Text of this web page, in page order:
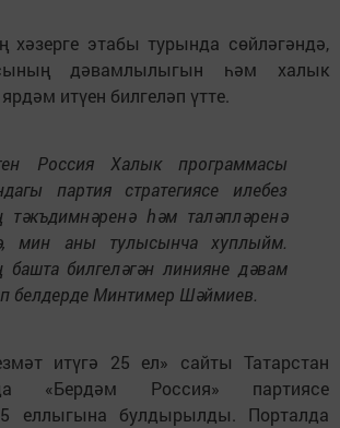
хәзерге этабы турында сөйләгәндә,
дәвамлылыгын һәм халык
итүен билгеләп үтте.
Россия Халык программасы
партия стратегиясе илебез
тәкъдимнәренә һәм таләпләренә
мин аны тулысынча хуплыйм.
башта билгеләгән линияне дәвам
белдерде Минтимер Шәймиев.
итүгә 25 ел» сайты Татарстан
«Бердәм Россия» партиясе
еллыгына булдырылды. Порталда